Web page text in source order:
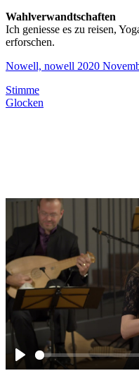
Wahlverwandtschaften
Ich geniesse es zu reisen,
erforschen.
Nowell, nowell 2020
Stimme
Glocken
Play